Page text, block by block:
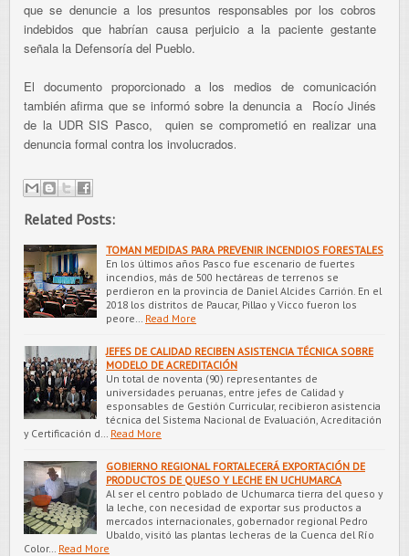
que se denuncie a los presuntos responsables por los cobros
indebidos que habrían causa perjuicio a la paciente gestante
señala la Defensoría del Pueblo.
El documento proporcionado a los medios de comunicación
también afirma que se informó sobre la denuncia a Rocío Jinés
de la UDR SIS Pasco, quien se comprometió en realizar una
denuncia formal contra los involucrados.
Related Posts:
TOMAN MEDIDAS PARA PREVENIR INCENDIOS FORESTALES
En los últimos años Pasco fue escenario de fuertes
incendios, más de 500 hectáreas de terrenos se
perdieron en la provincia de Daniel Alcides Carrión. En el
2018 los distritos de Paucar, Pillao y Vicco fueron los
peore…
Read More
JEFES DE CALIDAD RECIBEN ASISTENCIA TÉCNICA SOBRE
MODELO DE ACREDITACIÓN
Un total de noventa (90) representantes de
universidades peruanas, entre jefes de Calidad y
esponsables de Gestión Curricular, recibieron asistencia
técnica del Sistema Nacional de Evaluación, Acreditación
y Certificación d…
Read More
GOBIERNO REGIONAL FORTALECERÁ EXPORTACIÓN DE
PRODUCTOS DE QUESO Y LECHE EN UCHUMARCA
Al ser el centro poblado de Uchumarca tierra del queso y
la leche, con necesidad de exportar sus productos a
mercados internacionales, gobernador regional Pedro
Ubaldo, visitó las plantas lecheras de la Cuenca del Río
Color…
Read More